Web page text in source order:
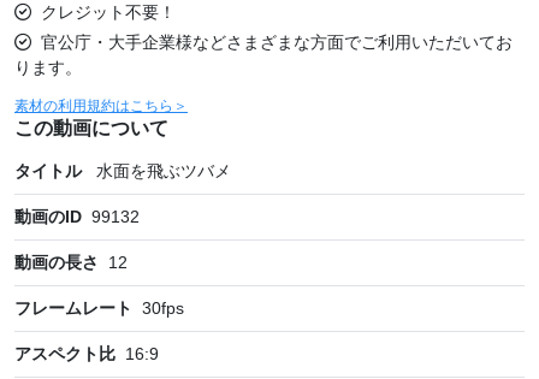
クレジット不要！
官公庁・大手企業様などさまざまな方面でご利用いただいてお
ります。
素材の利用規約はこちら＞
この動画について
タイトル 水面を飛ぶツバメ
動画のID 99132
動画の長さ 12
フレームレート 30fps
アスペクト比 16:9